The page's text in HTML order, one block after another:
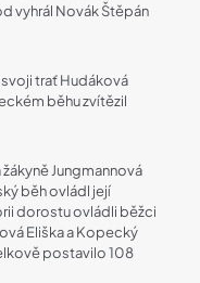
vyhrál Novák Štěpán
trať Hudáková
běhu zvítězil
Jungmannová
běh ovládl její
dorostu ovládli běžci
Eliška a Kopecký
postavilo 108